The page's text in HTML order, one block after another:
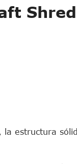
estructura